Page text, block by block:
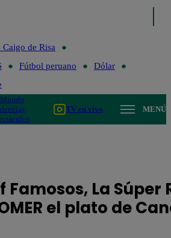
Caigo de Risa
Fútbol peruano
Dólar
Mundo
TV en vivo MENÚ
Famosos, La
el plato de